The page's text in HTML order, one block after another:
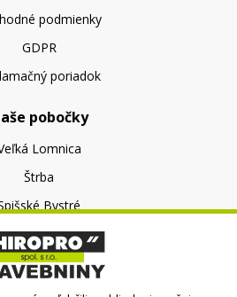
podmienky
GDPR
poriadok
pobočky
Lomnica
Štrba
Bystré
O nás
O spoločnosti